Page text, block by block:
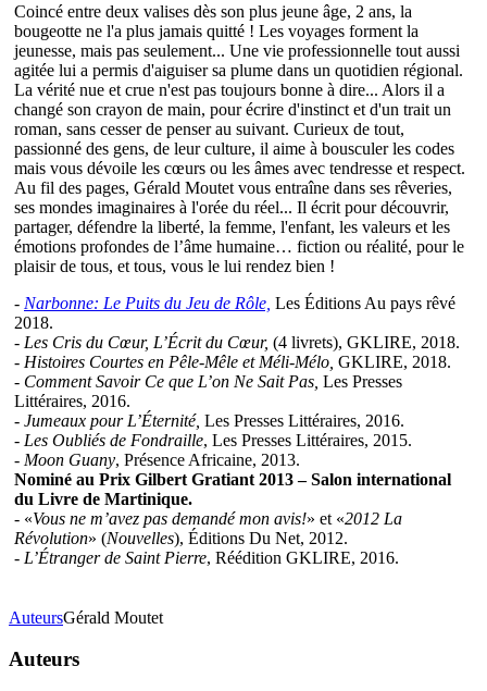
Coincé entre deux valises dès son plus jeune âge, 2 ans, la
bougeotte ne l'a plus jamais quitté ! Les voyages forment la
jeunesse, mais pas seulement... Une vie professionnelle tout aussi
agitée lui a permis d'aiguiser sa plume dans un quotidien régional.
La vérité nue et crue n'est pas toujours bonne à dire... Alors il a
changé son crayon de main, pour écrire d'instinct et d'un trait un
roman, sans cesser de penser au suivant. Curieux de tout,
passionné des gens, de leur culture, il aime à bousculer les codes
mais vous dévoile les cœurs ou les âmes avec tendresse et respect.
Au fil des pages, Gérald Moutet vous entraîne dans ses rêveries,
ses mondes imaginaires à l'orée du réel... Il écrit pour découvrir,
partager, défendre la liberté, la femme, l'enfant, les valeurs et les
émotions profondes de l’âme humaine… fiction ou réalité, pour le
plaisir de tous, et tous, vous le lui rendez bien !
- Narbonne: Le Puits du Jeu de Rôle, Les Éditions Au pays rêvé
2018.
- Les Cris du Cœur, L’Écrit du Cœur, (4 livrets), GKLIRE, 2018.
- Histoires Courtes en Pêle-Mêle et Méli-Mélo, GKLIRE, 2018.
- Comment Savoir Ce que L’on Ne Sait Pas, Les Presses
Littéraires, 2016.
- Jumeaux pour L’Éternité, Les Presses Littéraires, 2016.
- Les Oubliés de Fondraille, Les Presses Littéraires, 2015.
- Moon Guany, Présence Africaine, 2013.
Nominé au Prix Gilbert Gratiant 2013 – Salon international
du Livre de Martinique.
- «Vous ne m’avez pas demandé mon avis!» et «2012 La
Révolution» (Nouvelles), Éditions Du Net, 2012.
- L’Étranger de Saint Pierre, Réédition GKLIRE, 2016.
AuteursGérald Moutet
Auteurs